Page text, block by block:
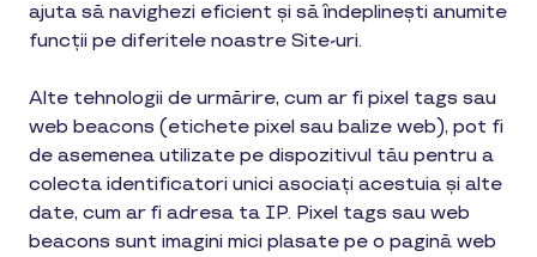
ajuta să navighezi eficient și să îndeplinești anumite
funcții pe diferitele noastre Site-uri.
Alte tehnologii de urmărire, cum ar fi pixel tags sau
web beacons (etichete pixel sau balize web), pot fi
de asemenea utilizate pe dispozitivul tău pentru a
colecta identificatori unici asociați acestuia și alte
date, cum ar fi adresa ta IP. Pixel tags sau web
beacons sunt imagini mici plasate pe o pagină web